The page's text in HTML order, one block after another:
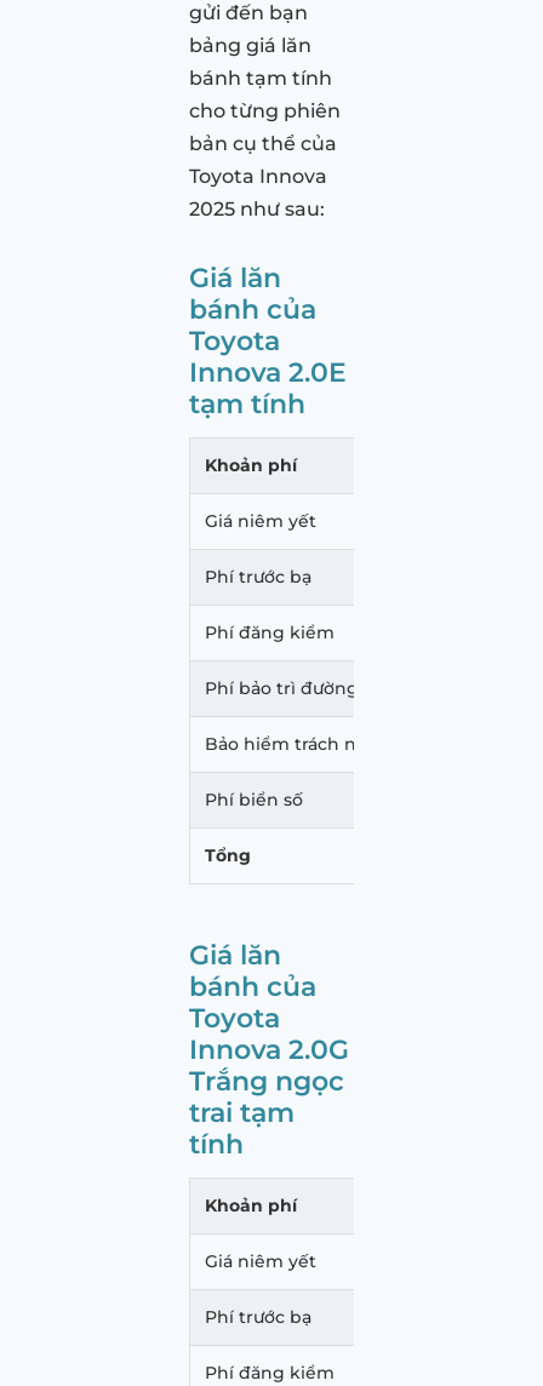
gửi đến bạn
bảng giá lăn
bánh tạm tính
cho từng phiên
bản cụ thể của
Toyota Innova
2025 như sau:
Giá lăn
bánh của
Toyota
Innova 2.0E
tạm tính
Khoản phí
Giá niêm yết
Phí trước bạ
Phí đăng kiểm
Phí bảo trì đường bộ
Bảo hiểm trách nhiệm dân sự
Phí biển số
Tổng
Giá lăn
bánh của
Toyota
Innova 2.0G
Trắng ngọc
trai tạm
tính
Khoản phí
Giá niêm yết
Phí trước bạ
Phí đăng kiểm